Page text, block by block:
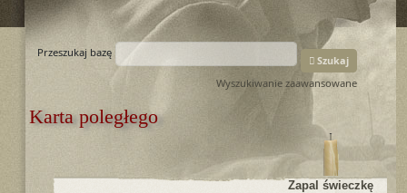
Przeszukaj bazę
Szukaj
Wyszukiwanie zaawansowane
Karta poległego
Zapal świeczkę